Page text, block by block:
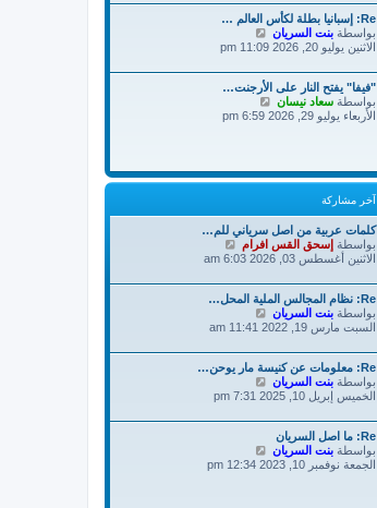
ش
ا
ك
د
آ
ر
ش
ا
ك
Re: إسبانيا بطلة لكأس العالم …
بواسطة بنت السريان
ا
د
آ
ر
ر
ك
الاثنين يوليو 20, 2026 11:09 pm
"فيفا" يفتح النار على الأرجنت…
بواسطة سعاد نيسان
ا
خ
ر
ش
ا
ر
ك
الأربعاء يوليو 29, 2026 6:59 pm
آخر مشاركة
كلمات عربية من اصل سرياني للم…
بواسطة إسحق القس افرام
ا
د
آ
ر
ش
ا
ك
الاثنين أغسطس 03, 2026 6:03 am
Re: نظام المجالس الملية المحل…
بواسطة بنت السريان
ا
د
آ
ر
ش
ك
السبت مارس 19, 2022 11:41 am
Re: معلومات عن كنيسة مار يوحن…
بواسطة بنت السريان
ا
د
ر
الخميس إبريل 10, 2025 7:31 pm
Re: ما اصل السريان
بواسطة بنت السريان
ا
الجمعة نوفمبر 10, 2023 12:34 pm